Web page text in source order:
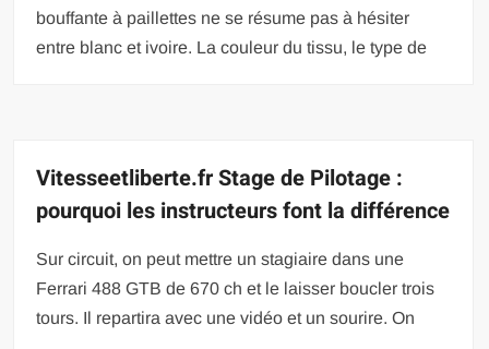
bouffante à paillettes ne se résume pas à hésiter
entre blanc et ivoire. La couleur du tissu, le type de
Vitesseetliberte.fr Stage de Pilotage :
pourquoi les instructeurs font la différence
Sur circuit, on peut mettre un stagiaire dans une
Ferrari 488 GTB de 670 ch et le laisser boucler trois
tours. Il repartira avec une vidéo et un sourire. On